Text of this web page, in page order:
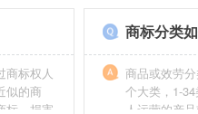
给他人注册
商标权人
似的商
标，损害
商标分类
商品或效劳
个大类，1-
人运营的产